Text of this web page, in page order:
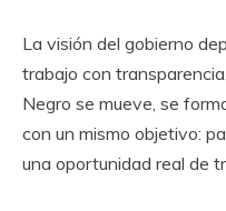
La visión del gobierno
trabajo con
Negro se mueve, se
con un mismo objetivo:
una oportunidad real de